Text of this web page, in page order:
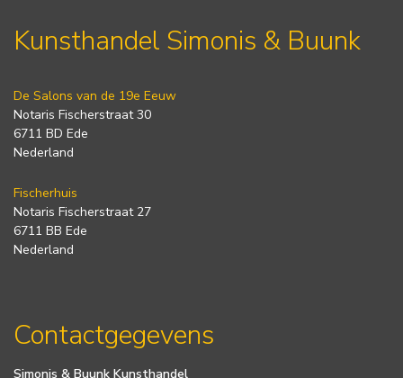
Kunsthandel Simonis & Buunk
De Salons van de 19e Eeuw
Notaris Fischerstraat 30
6711 BD Ede
Nederland
Fischerhuis
Notaris Fischerstraat 27
6711 BB Ede
Nederland
Contactgegevens
Simonis & Buunk Kunsthandel